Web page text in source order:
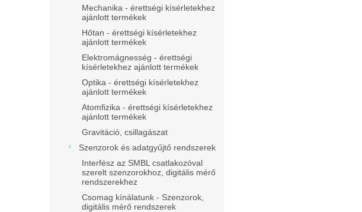
Mechanika - érettségi kísérletekhez
ajánlott termékek
Hőtan - érettségi kísérletekhez
ajánlott termékek
Elektromágnesség - érettségi
kísérletekhez ajánlott termékek
Optika - érettségi kísérletekhez
ajánlott termékek
Atomfizika - érettségi kísérletekhez
ajánlott termékek
Gravitáció, csillagászat
Szenzorok és adatgyűjtő rendszerek
Interfész az SMBL csatlakozóval
szerelt szenzorokhoz, digitális mérő
rendszerekhez
Csomag kínálatunk - Szenzorok,
digitális mérő rendszerek